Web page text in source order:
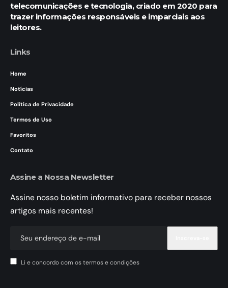
telecomunicações e tecnologia, criado em 2020 para
trazer informações responsáveis e imparciais aos
leitores.
Links
Home
Notícias
Política de Privacidade
Termos de Uso
Favoritos
Contato
Assine a Nossa Newsletter
Assine nosso boletim informativo para receber nossos
artigos mais recentes!
Li e concordo com os termos e condições